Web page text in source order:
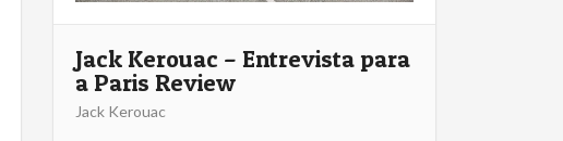
Jack Kerouac – Entrevista para
a Paris Review
Jack Kerouac